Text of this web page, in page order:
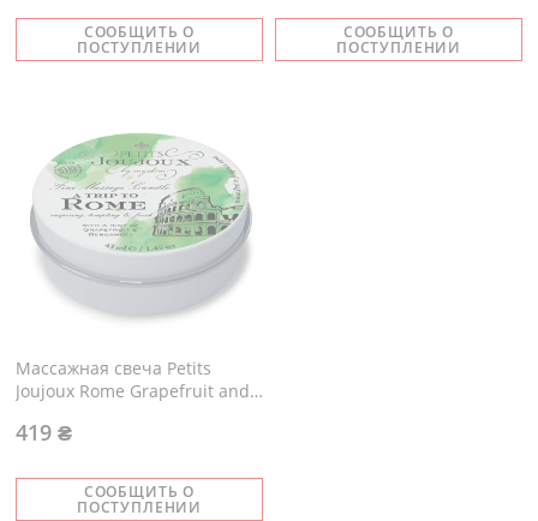
СООБЩИТЬ О
ПОСТУПЛЕНИИ
СООБЩИТЬ О
ПОСТУПЛЕНИИ
Массажная свечa Petits
Joujoux Rome Grapefruit and
СООБЩИТЬ О
ПОСТУПЛЕНИИ
419 ₴